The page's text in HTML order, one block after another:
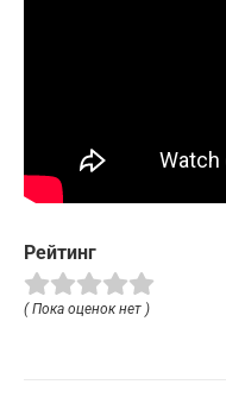
Рейтинг
( Пока оценок нет )